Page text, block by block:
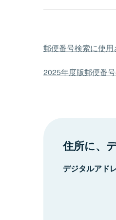
郵便番号検索に使
2025年度版郵便番
住所に、
デジタルアド